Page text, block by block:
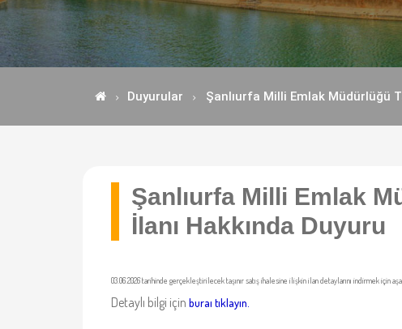
Duyurular Şanlıurfa Milli Emlak Müdürlüğü
Şanlıurfa Milli Emlak
İlanı Hakkında Duyuru
03.06.2026 tarihinde gerçekleştirilecek taşınır satış ihalesine ilişkin ilan detaylarını indirmek için
Detaylı bilgi için buraı tıklayın.